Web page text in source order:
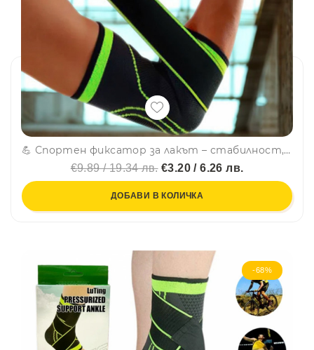
💪 Спортен фиксатор за лакът – стабилност, защита и комфорт при движение - 1 бр. - LT-2027
€9.89 / 19.34 лв.€3.20 / 6.26 лв.
ДОБАВИ В КОЛИЧКА
-68%